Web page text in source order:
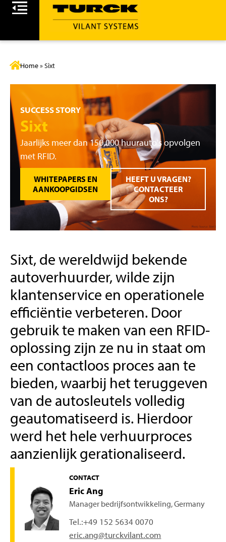
Home»Sixt
SUCCESS STORY
Sixt
Jaarlijks meer dan 150.000 huurauto's opvolgen
met RFID.
WHITEPAPERS EN
AANKOOPGIDSEN
HEEFT U VRAGEN?
CONTACTEER
ONS?
Sixt, de wereldwijd bekende
autoverhuurder, wilde zijn
klantenservice en operationele
efficiëntie verbeteren. Door
gebruik te maken van een RFID-
oplossing zijn ze nu in staat om
een contactloos proces aan te
bieden, waarbij het teruggeven
van de autosleutels volledig
geautomatiseerd is. Hierdoor
werd het hele verhuurproces
aanzienlijk gerationaliseerd.
CONTACT
Eric Ang
Manager bedrijfsontwikkeling, Germany
Tel.:+49 152 5634 0070
eric.ang@turckvilant.com